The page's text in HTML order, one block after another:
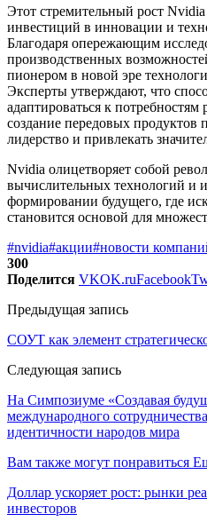
Этот стремительный рост
инвестиций в инновации и
Благодаря опережающим
производственных
пионером в новой эре
Эксперты утверждают, что
адаптироваться к
создание передовых продуктов
лидерство и привлекать
Nvidia олицетворяет собой
вычислительных технологий и
формировании будущего, где
становится основой для
#nvidia#акции#новости
300
Поделится VKOK.ruFacebook
Предыдущая запись
СОУТ как элемент
Следующая запись
На Симпозиуме «Создавая
международного
идентичности народов мира
Вам также могут понравиться
Доллар ускоряет рост: рынки
инвесторов